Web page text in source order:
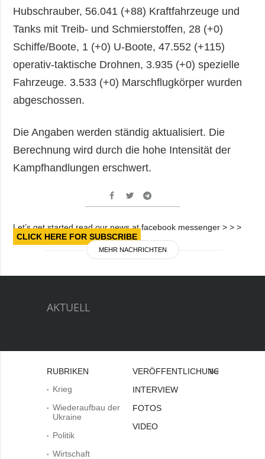
Hubschrauber, 56.041 (+88) Kraftfahrzeuge und
Tanks mit Treib- und Schmierstoffen, 28 (+0)
Schiffe/Boote, 1 (+0) U-Boote, 47.552 (+115)
operativ-taktische Drohnen, 3.935 (+0) spezielle
Fahrzeuge. 3.533 (+0) Marschflugkörper wurden
abgeschossen.
Die Angaben werden ständig aktualisiert. Die
Berechnung wird durch die hohe Intensität der
Kampfhandlungen erschwert.
Let’s get started read our news at facebook messenger > > >
CLICK HERE FOR SUBSCRIBE
MEHR NACHRICHTEN
AKTUELL
RUBRIKEN
Krieg
Wiederaufbau der
Ukraine
Politik
Wirtschaft
VERÖFFENTLICHUNGEN
INTERVIEW
FOTOS
VIDEO
Bei